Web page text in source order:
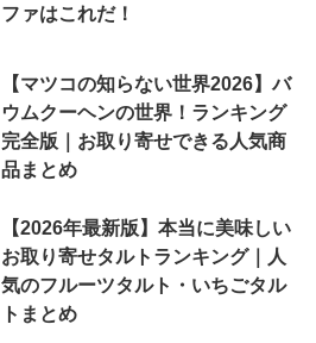
ファはこれだ！
【マツコの知らない世界2026】バ
ウムクーヘンの世界！ランキング
完全版｜お取り寄せできる人気商
品まとめ
【2026年最新版】本当に美味しい
お取り寄せタルトランキング｜人
気のフルーツタルト・いちごタル
トまとめ